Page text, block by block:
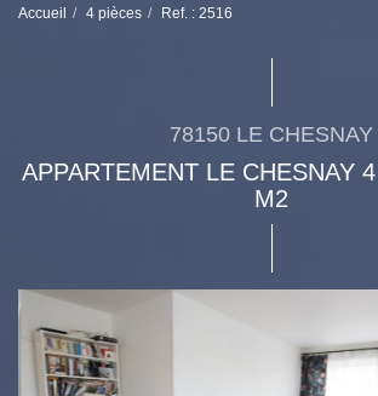
Accueil 4 pièces Ref. : 2516
78150 LE CHESNAY
APPARTEMENT LE CHESNAY
M2